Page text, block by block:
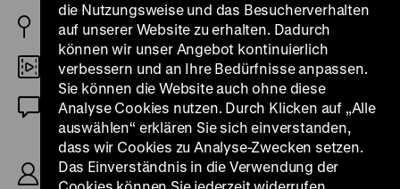
D 1926
Digital SD
Stummfilm (deutsche ZT)
R: Martin Berger, B: Dosio Koffler, Martin Berger,
K: Sophus Wangøe, Adolf Otto Weitzenberg, Paul
R. von Knüpfer, D: Conrad Veidt, Maly Delschaft,
die Nutzungsweise und das Besucherverhalten
auf unserer Website zu erhalten. Dadurch
können wir unser Angebot kontinuierlich
verbessern und an Ihre Bedürfnisse anpassen.
Sie können die Website auch ohne diese
Analyse Cookies nutzen. Durch Klicken auf „Alle
auswählen“ erklären Sie sich einverstanden,
dass wir Cookies zu Analyse-Zwecken setzen.
Das Einverständnis in die Verwendung der